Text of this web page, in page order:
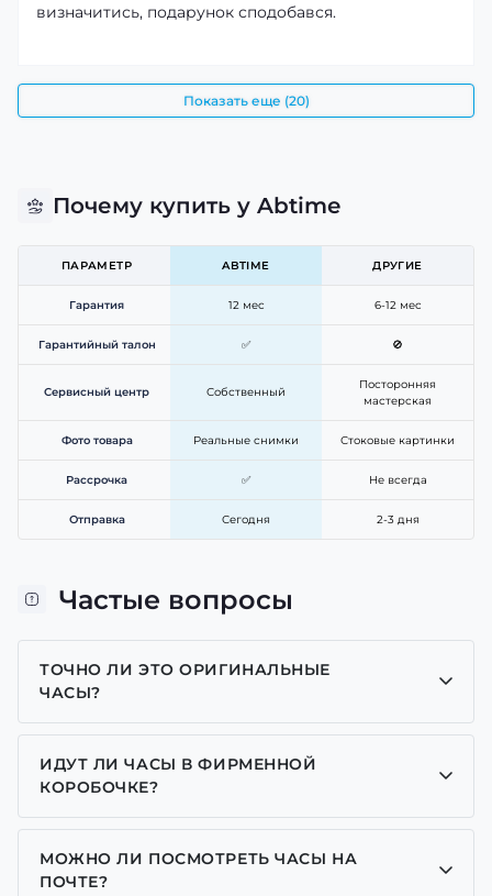
визначитись, подарунок сподобався.
Показать еще (20)
Почему купить у Abtime
ПАРАМЕТР ABTIME ДРУГИЕ
Гарантия 12 мес 6-12 мес
Гарантийный талон ✅ 🚫
Сервисный центр Собственный
Посторонняя
мастерская
Фото товара Реальные снимки Стоковые картинки
Рассрочка ✅ Не всегда
Отправка Сегодня 2-3 дня
Частые вопросы
ТОЧНО ЛИ ЭТО ОРИГИНАЛЬНЫЕ
ЧАСЫ?
Да, все часы у нас только оригинальные, мы
являемся представителем многих брендов.
ИДУТ ЛИ ЧАСЫ В ФИРМЕННОЙ
КОРОБОЧКЕ?
Для часов бренда Casio, Pagani Design, GUARDO и
GOODYEAR добавляем фирменные коробочки с
брендовой надписью. Для бренда AWARDER
МОЖНО ЛИ ПОСМОТРЕТЬ ЧАСЫ НА
ПОЧТЕ?